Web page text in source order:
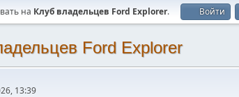
на Клуб владельцев Ford Explorer. Войти
Ford Explorer
13:39